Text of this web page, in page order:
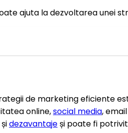
ajuta la dezvoltarea unei
de marketing eficiente
online,social media,
șidezavantajeși poate fi